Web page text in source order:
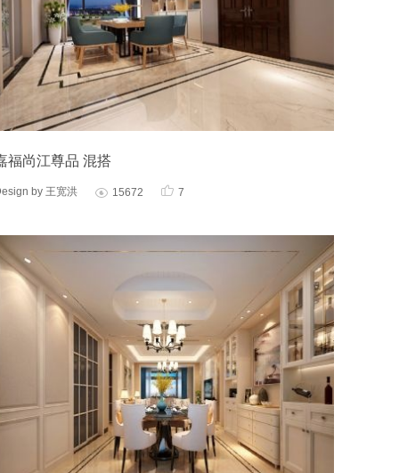
福尚江尊品 混搭
by 王宽洪  15672 7